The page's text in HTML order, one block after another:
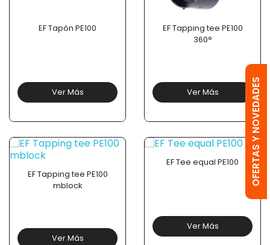
EF Tapón PE100
Ver Más
EF Tapping tee PE100
360°
Ver Más
EF Tapping tee PE100
mblock
Ver Más
EF Tee equal PE100
Ver Más
OFERTAS Y NOVEDADES